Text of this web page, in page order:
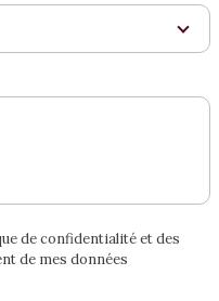
de confidentialité et des
de mes données